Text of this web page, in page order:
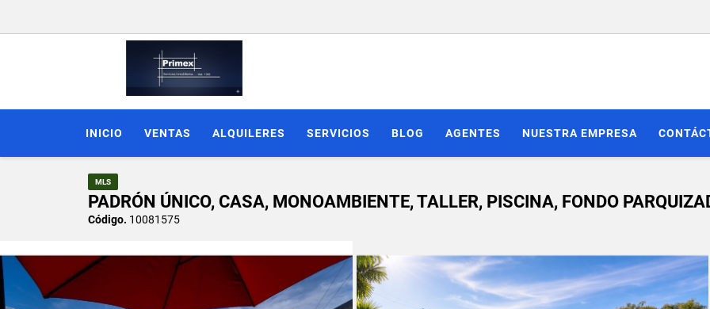
INICIO VENTAS ALQUILERES SERVICIOS BLOG AGENTES NUESTRA EMPRESA
MLS
PADRÓN ÚNICO, CASA, MONOAMBIENTE, TALLER, PISCINA, FONDO
Código. 10081575